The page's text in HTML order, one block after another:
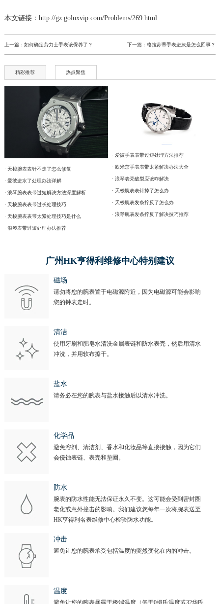
本文链接：http://gz.goluxvip.com/Problems/269.html
上一篇： 如何确定劳力士手表该保养了？ 下一篇：格拉苏蒂手表进灰是怎么回事？
精彩推荐 热点聚焦
· 天梭腕表表针不走了怎么修复
· 爱彼进水了处理办法详解
· 浪琴腕表表带过短解决方法深度解析
· 天梭腕表表带过长处理技巧
· 天梭腕表表带太紧处理技巧是什么
· 浪琴表带过短处理办法推荐
· 爱彼手表表带过短处理方法推荐
· 欧米茄手表表带太紧解决办法大全
· 浪琴表壳破裂应该咋解决
· 天梭腕表表针掉了怎么办
· 天梭腕表发条拧反了怎么办
· 浪琴腕表发条拧反了解决技巧推荐
广州HK亨得利维修中心特别建议
磁场
请勿将您的腕表置于电磁源附近，因为电磁源可能会影响
您的钟表走时。
清洁
使用牙刷和肥皂水清洗金属表链和防水表壳，然后用清水
冲洗，并用软布擦干。
盐水
请务必在您的腕表与盐水接触后以清水冲洗。
化学品
避免溶剂、清洁剂、香水和化妆品等直接接触，因为它们
会侵蚀表链、表壳和垫圈。
防水
腕表的防水性能无法保证永久不变。这可能会受到密封圈
老化或意外撞击的影响。我们建议您每年一次将腕表送至
HK亨得利名表维修中心检验防水功能。
冲击
避免让您的腕表承受包括温度的突然变化在内的冲击。
温度
避免让您的腕表暴露于极端温度（低于0摄氏温度或32华氏